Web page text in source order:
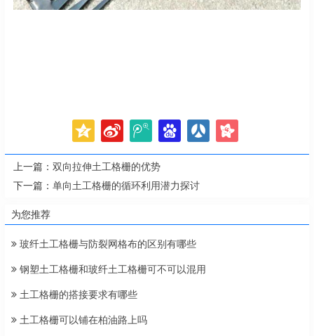
上一篇： 双向拉伸土工格栅的优势
下一篇： 单向土工格栅的循环利用潜力探讨
为您推荐
玻纤土工格栅与防裂网格布的区别有哪些
钢塑土工格栅和玻纤土工格栅可不可以混用
土工格栅的搭接要求有哪些
土工格栅可以铺在柏油路上吗